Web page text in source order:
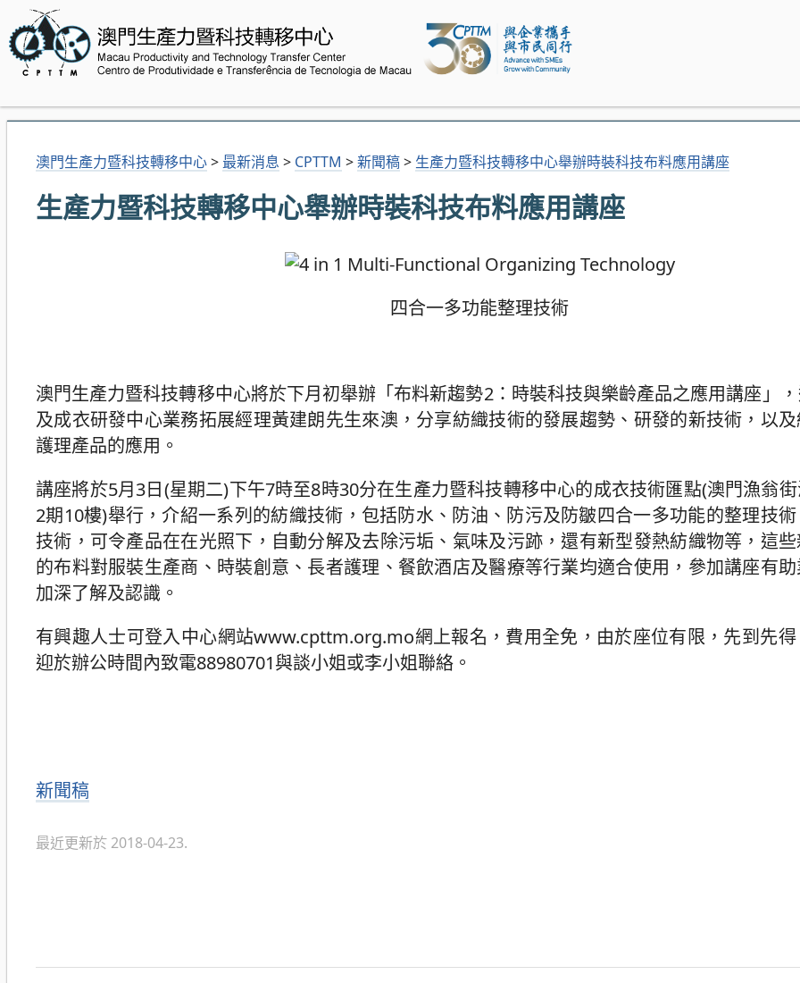
澳門生產力暨科技轉移中心> 最新消息 > CPTTM >新聞稿> 生產力暨科技轉移中心舉辦時裝科技布料應用講座
生產力暨科技轉移中心舉辦時裝科技布料應用講座
四合一多功能整理技術
澳門生產力暨科技轉移中心將於下月初舉辦「布料新趨勢2：時裝科技與樂齡產品之應用講座」
及成衣研發中心業務拓展經理黃建朗先生來澳，分享紡織技術的發展趨勢、研發的新技術，以
護理產品的應用。
講座將於5月3日(星期二)下午7時至8時30分在生產力暨科技轉移中心的成衣技術匯點(澳門漁翁
2期10樓)舉行，介紹一系列的紡織技術，包括防水、防油、防污及防皺四合一多功能的整理技
技術，可令產品在在光照下，自動分解及去除污垢、氣味及污跡，還有新型發熱紡織物等，這
的布料對服裝生產商、時裝創意、長者護理、餐飲酒店及醫療等行業均適合使用，參加講座有
加深了解及認識。
有興趣人士可登入中心網站www.cpttm.org.mo網上報名，費用全免，由於座位有限，先到先
迎於辦公時間內致電88980701與談小姐或李小姐聯絡。
分
新聞稿
最近更新於 2018-04-23.